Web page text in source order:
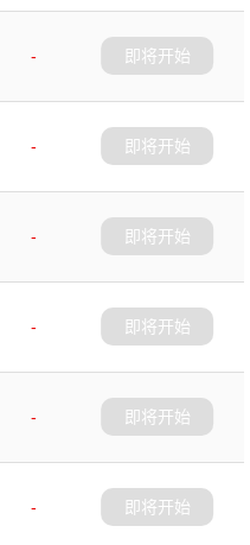
-
即将开始
-
即将开始
-
即将开始
-
即将开始
-
即将开始
-
即将开始